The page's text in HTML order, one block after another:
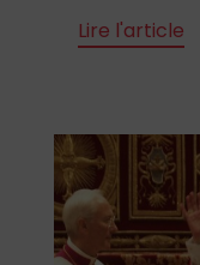
Lire l'article